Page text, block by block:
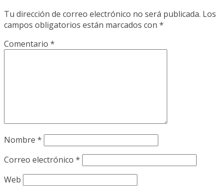
Tu dirección de correo electrónico no será publicada. Los
campos obligatorios están marcados con *
Comentario *
Nombre *
Correo electrónico *
Web